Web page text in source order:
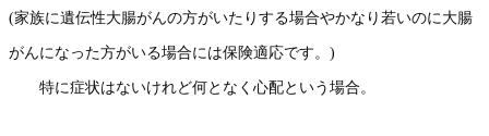
(家族に遺伝性大腸がんの方がいたりする場合やかなり若いのに大腸
がんになった方がいる場合には保険適応です。)
特に症状はないけれど何となく心配という場合。